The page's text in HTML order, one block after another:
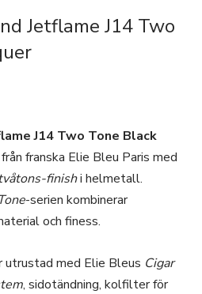
Jetflame J14 Two
J14 Two Tone Black
franska Elie Bleu Paris med
tvåtons-finishi helmetall.
-serien kombinerar
och finess.
utrustad med Elie Bleus Cigar
, sidotändning, kolfilter för